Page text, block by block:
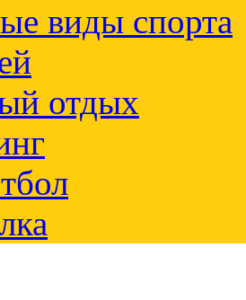
виды спорта
отдых